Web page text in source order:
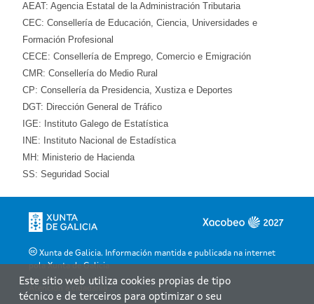
AEAT: Agencia Estatal de la Administración Tributaria
CEC: Consellería de Educación, Ciencia, Universidades e
Formación Profesional
CECE: Consellería de Emprego, Comercio e Emigración
CMR: Consellería do Medio Rural
CP: Consellería da Presidencia, Xustiza e Deportes
DGT: Dirección General de Tráfico
IGE: Instituto Galego de Estatística
INE: Instituto Nacional de Estadística
MH: Ministerio de Hacienda
SS: Seguridad Social
Xunta de Galicia. Información mantida e publicada na internet
pola Xunta de Galicia
Este sitio web utiliza cookies propias de tipo
técnico e de terceiros para optimizar o seu